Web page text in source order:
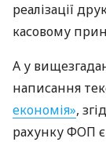
реалізації
касовому
А у
написання
економія»,
рахунку ФОП